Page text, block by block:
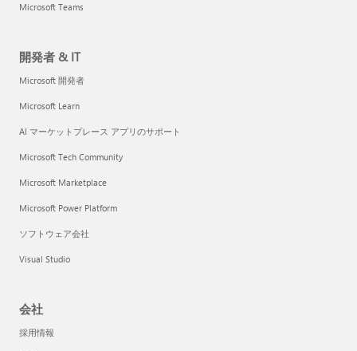
Microsoft Teams
開発者 & IT
Microsoft 開発者
Microsoft Learn
AI マーケットプレース アプリのサポート
Microsoft Tech Community
Microsoft Marketplace
Microsoft Power Platform
ソフトウェア会社
Visual Studio
会社
採用情報